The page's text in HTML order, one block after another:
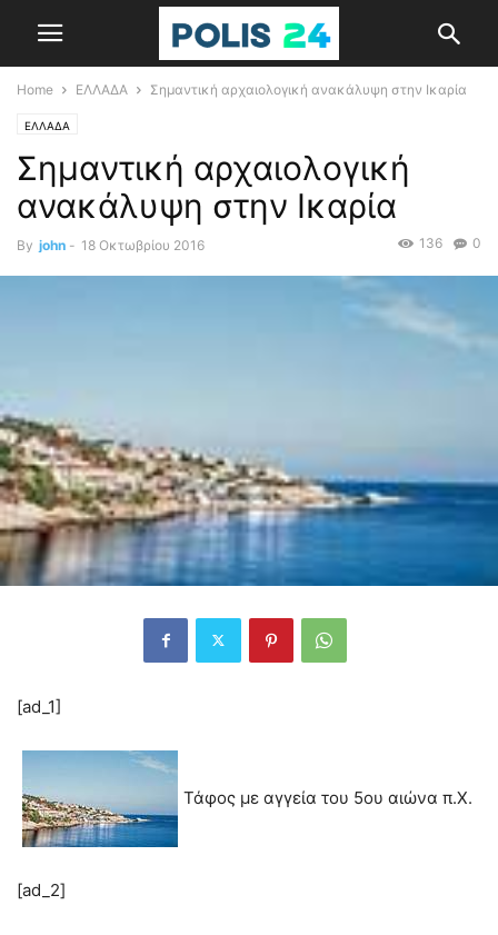
Home ΕΛΛΑΔΑ Σημαντική αρχαιολογική ανακάλυψη στην Ικαρία
ΕΛΛΑΔΑ
Σημαντική αρχαιολογική
ανακάλυψη στην Ικαρία
By john - 18 Οκτωβρίου 2016 0
136
[ad_1]
Τάφος με αγγεία του 5ου αιώνα π.Χ.
[ad_2]